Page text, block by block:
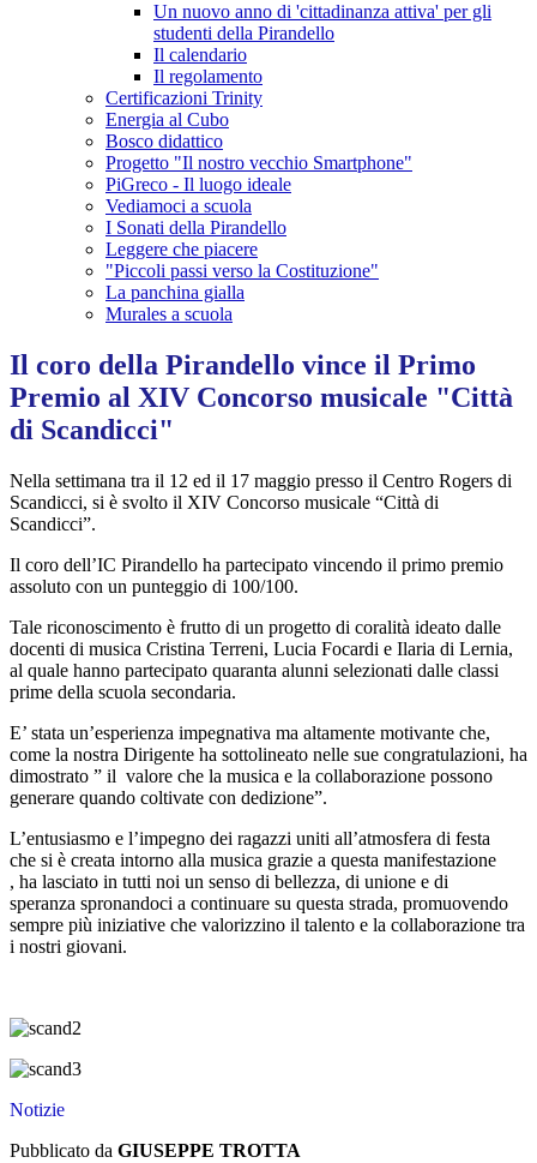
Un nuovo anno di 'cittadinanza attiva' per gli
studenti della Pirandello
Il calendario
Il regolamento
Certificazioni Trinity
Energia al Cubo
Bosco didattico
Progetto "Il nostro vecchio Smartphone"
PiGreco - Il luogo ideale
Vediamoci a scuola
I Sonati della Pirandello
Leggere che piacere
"Piccoli passi verso la Costituzione"
La panchina gialla
Murales a scuola
Il coro della Pirandello vince il Primo
Premio al XIV Concorso musicale "Città
di Scandicci"
Nella settimana tra il 12 ed il 17 maggio presso il Centro Rogers di
Scandicci, si è svolto il XIV Concorso musicale “Città di
Scandicci”.
Il coro dell’IC Pirandello ha partecipato vincendo il primo premio
assoluto con un punteggio di 100/100.
Tale riconoscimento è frutto di un progetto di coralità ideato dalle
docenti di musica Cristina Terreni, Lucia Focardi e Ilaria di Lernia,
al quale hanno partecipato quaranta alunni selezionati dalle classi
prime della scuola secondaria.
E’ stata un’esperienza impegnativa ma altamente motivante che,
come la nostra Dirigente ha sottolineato nelle sue congratulazioni, ha
dimostrato ” il valore che la musica e la collaborazione possono
generare quando coltivate con dedizione”.
L’entusiasmo e l’impegno dei ragazzi uniti all’atmosfera di festa
che si è creata intorno alla musica grazie a questa manifestazione
, ha lasciato in tutti noi un senso di bellezza, di unione e di
speranza spronandoci a continuare su questa strada, promuovendo
sempre più iniziative che valorizzino il talento e la collaborazione tra
i nostri giovani.
Notizie
Pubblicato da GIUSEPPE TROTTA